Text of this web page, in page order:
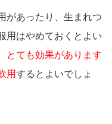
があったり、生まれつ
用はやめておくとよい
とても効果があります
用するとよいでしょ